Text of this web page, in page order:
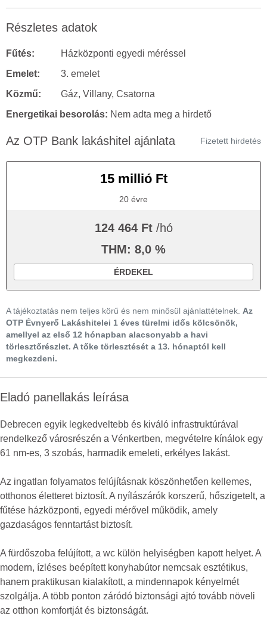
Részletes adatok
Fűtés:
Házközponti egyedi méréssel
Emelet:
3. emelet
Közmű:
Gáz, Villany, Csatorna
Energetikai besorolás: Nem adta meg a hirdető
Az OTP Bank lakáshitel ajánlata Fizetett hirdetés
15 millió Ft
20 évre
124 464 Ft /hó
THM: 8,0 %
ÉRDEKEL
A tájékoztatás nem teljes körű és nem minősül ajánlattételnek. Az
OTP Évnyerő Lakáshitelei 1 éves türelmi idős kölcsönök,
amellyel az első 12 hónapban alacsonyabb a havi
törlesztőrészlet. A tőke törlesztését a 13. hónaptól kell
megkezdeni.
Eladó panellakás leírása
Debrecen egyik legkedveltebb és kiváló infrastruktúrával
rendelkező városrészén a Vénkertben, megvételre kínálok egy
61 nm-es, 3 szobás, harmadik emeleti, erkélyes lakást.
Az ingatlan folyamatos felújításnak köszönhetően kellemes,
otthonos életteret biztosít. A nyílászárók korszerű, hőszigetelt, a
fűtése házközponti, egyedi mérővel működik, amely
gazdaságos fenntartást biztosít.
A fürdőszoba felújított, a wc külön helyiségben kapott helyet. A
modern, ízléses beépített konyhabútor nemcsak esztétikus,
hanem praktikusan kialakított, a mindennapok kényelmét
szolgálja. A több ponton záródó biztonsági ajtó tovább növeli
az otthon komfortját és biztonságát.